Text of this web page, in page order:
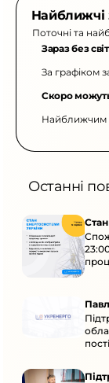
Найближчі
Поточні та
Зараз без
За графіком
Скоро
Найближчим
Останні